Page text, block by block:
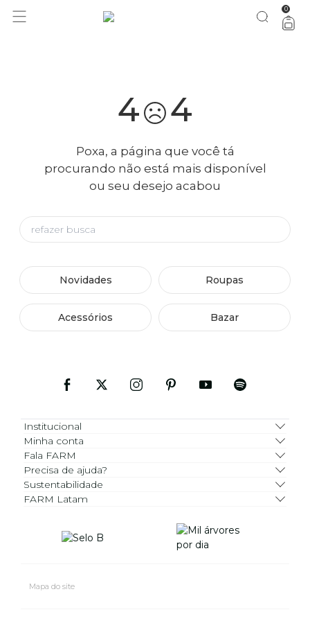
você merece 30% OFF pra comemorar com a gente aproveita! 0
4 4
Poxa, a página que você tá
procurando não está mais disponível
ou seu desejo acabou
Novidades Roupas
Acessórios Bazar
Institucional
Minha conta
Fala FARM
Precisa de ajuda?
Sustentabilidade
FARM Latam
Mapa do site